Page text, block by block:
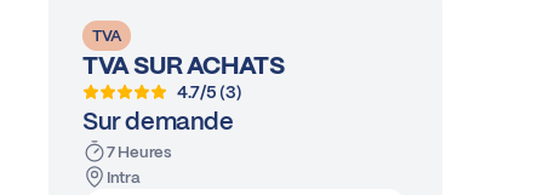
TVA
TVA SUR ACHATS
4.7/5 (3)
Sur demande
7 Heures
Intra